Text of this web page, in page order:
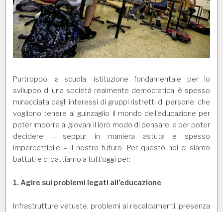
Purtroppo la scuola, istituzione fondamentale per lo
sviluppo di una società realmente democratica, è spesso
minacciata dagli interessi di gruppi ristretti di persone, che
vogliono tenere al guinzaglio il mondo dell’educazione per
poter imporre ai giovani il loro modo di pensare, e per poter
decidere – seppur in maniera astuta e spesso
impercettibile – il nostro futuro. Per questo noi ci siamo
battuti e ci battiamo a tutt’oggi per:
1. Agire sui problemi legati all’educazione
Infrastrutture vetuste, problemi ai riscaldamenti, presenza